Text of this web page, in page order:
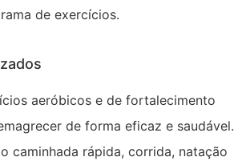
de exercícios.
aeróbicos e de fortalecimento
de forma eficaz e saudável.
caminhada rápida, corrida, natação